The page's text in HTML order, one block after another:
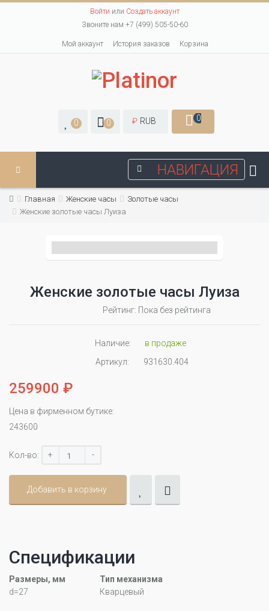
Войти или Создать аккаунт
Звоните нам +7 (499) 505-50-60
Мой аккаунт История заказов Корзина
0 0 ₽ RUB 0
НАВИГАЦИЯ
Главная Женские часы
Золотые часы
Женские золотые часы Луиза
Женские золотые часы Луиза
Рейтинг: Пока без рейтинга
Наличие:
в продаже
Артикул:
931630.404
259900 ₽
Цена в фирменном бутике:
243600
Кол-во: + -
Добавить в корзину
Спецификации
Размеры, мм
d=27
Тип механизма
Кварцевый